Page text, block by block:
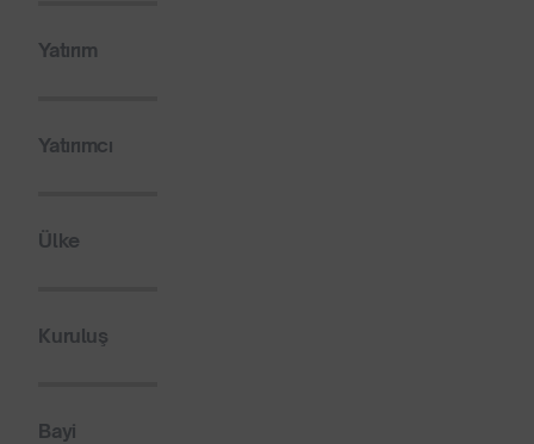
Yatırım
Yatırımcı
Ülke
Kuruluş
Bayi